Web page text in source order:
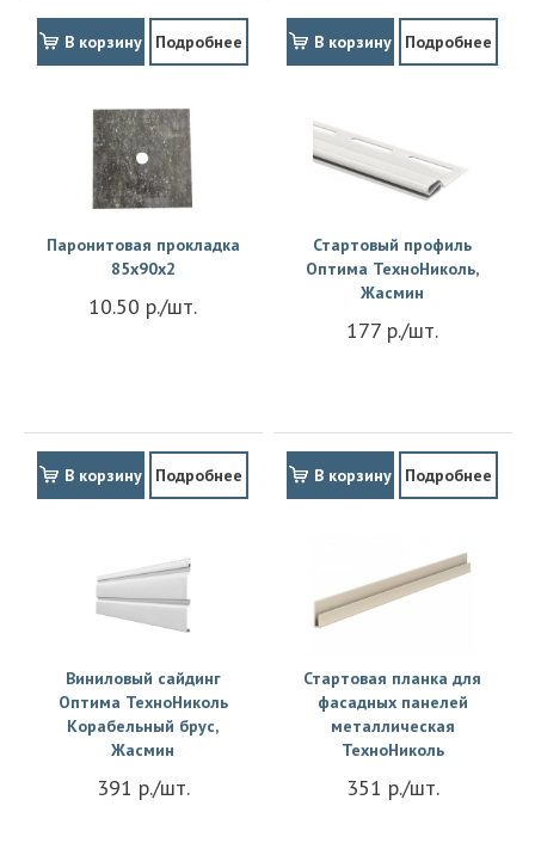
В корзину Подробнее В корзину Подробнее
Паронитовая прокладка
85x90x2
10.50 р./шт.
В корзину Подробнее
Стартовый профиль
Оптима ТехноНиколь,
Жасмин
177 р./шт.
В корзину Подробнее
Виниловый сайдинг
Оптима ТехноНиколь
Корабельный брус,
Жасмин
391 р./шт.
Стартовая планка для
фасадных панелей
металлическая
ТехноНиколь
351 р./шт.